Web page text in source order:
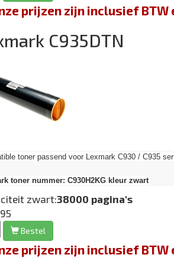
prijzen zijn inclusief
C935DTN
toner passend voor Lexmark C930 / C935
toner nummer: C930H2KG kleur zwart
zwart:38000 pagina's
Bestel
prijzen zijn inclusief